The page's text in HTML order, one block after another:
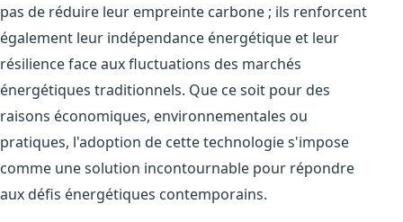
pas de réduire leur empreinte carbone ; ils renforcent
également leur indépendance énergétique et leur
résilience face aux fluctuations des marchés
énergétiques traditionnels. Que ce soit pour des
raisons économiques, environnementales ou
pratiques, l'adoption de cette technologie s'impose
comme une solution incontournable pour répondre
aux défis énergétiques contemporains.